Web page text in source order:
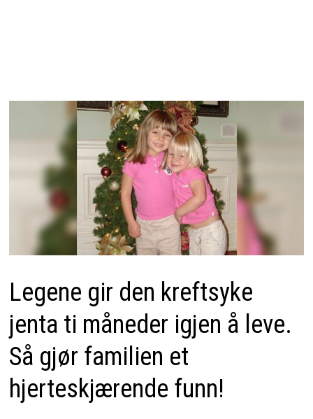
Legene gir den kreftsyke
jenta ti måneder igjen å leve.
Så gjør familien et
hjerteskjærende funn!